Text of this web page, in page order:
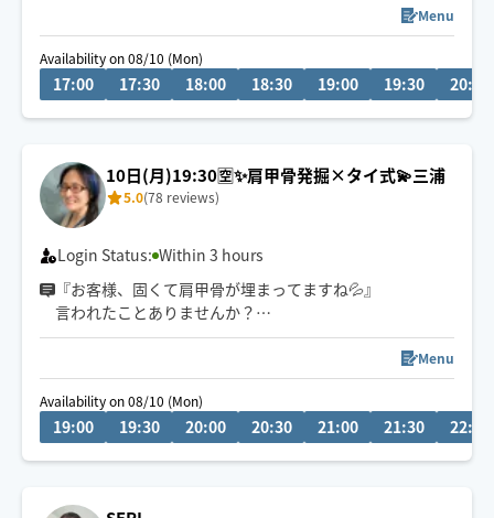
“ 気持ちいいのに効果もすごい！” をモットーに満足度💯
な施術をさせていただきます🤝🏻✨
肩＆首こり/腰痛/頭痛/不眠/だるさ/脚の疲れ
リクエスト送信後、必ずチャットをご確認ください。安
心安全なお取引を♪
Menu
Availability on 08/10 (Mon)
17:00 17:30 18:00 18:30 19:00 19:30 20:00
10日(月)19:30🈳✨肩甲骨発掘×タイ式💫三浦
5.0(78 reviews)
Login Status: Within 3 hours
『お客様、固くて肩甲骨が埋まってますね💦』
言われたことありませんか？
ツバサ授ける肩甲骨ケア×あちこち伸びるタイストレッ
チで身体の軽さが長く続く♪
Menu
Availability on 08/10 (Mon)
19:00 19:30 20:00 20:30 21:00 21:30 22:00